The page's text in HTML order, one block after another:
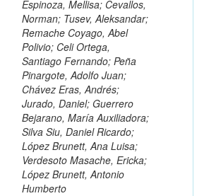
Espinoza, Mellisa; Cevallos,
Norman; Tusev, Aleksandar;
Remache Coyago, Abel
Polivio; Celi Ortega,
Santiago Fernando; Peña
Pinargote, Adolfo Juan;
Chávez Eras, Andrés;
Jurado, Daniel; Guerrero
Bejarano, María Auxiliadora;
Silva Siu, Daniel Ricardo;
López Brunett, Ana Luisa;
Verdesoto Masache, Ericka;
López Brunett, Antonio
Humberto